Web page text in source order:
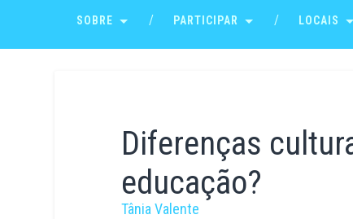
SOBRE PARTICIPAR LOCAIS
Diferenças
educação?
Tânia Valente